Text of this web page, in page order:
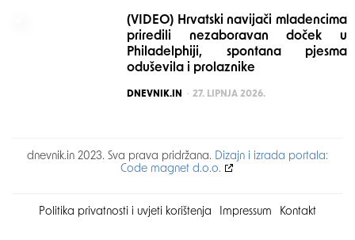
(VIDEO) Hrvatski navijači mladencima
priredili nezaboravan doček u
Philadelphiji, spontana pjesma
oduševila i prolaznike
POSTED
DNEVNIK.IN 27. LIPNJA 2026.
dnevnik.in 2023. Sva prava pridržana. Dizajn i izrada portala:
Code magnet d.o.o.
Politika privatnosti i uvjeti korištenja Impressum Kontakt